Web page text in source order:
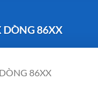
DÒNG 86XX
86XX